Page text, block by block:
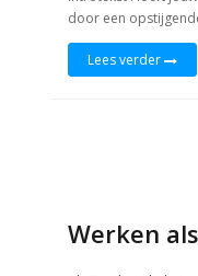
door een
Lees verder
Werken